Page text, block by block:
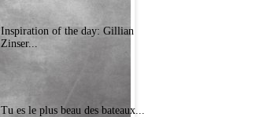
Inspiration of the day: Gillian
Zinser...
Tu es le plus beau des bateaux...